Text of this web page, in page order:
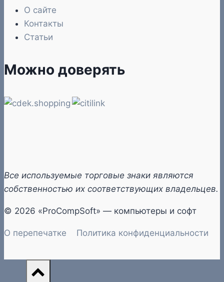
О сайте
Контакты
Статьи
Можно доверять
Все используемые торговые знаки являются
собственностью их соответствующих владельцев.
© 2026 «ProCompSoft» — компьютеры и софт
О перепечатке Политика конфиденциальности